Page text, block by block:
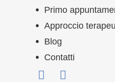
Primo
Approccio
Blog
Contatti